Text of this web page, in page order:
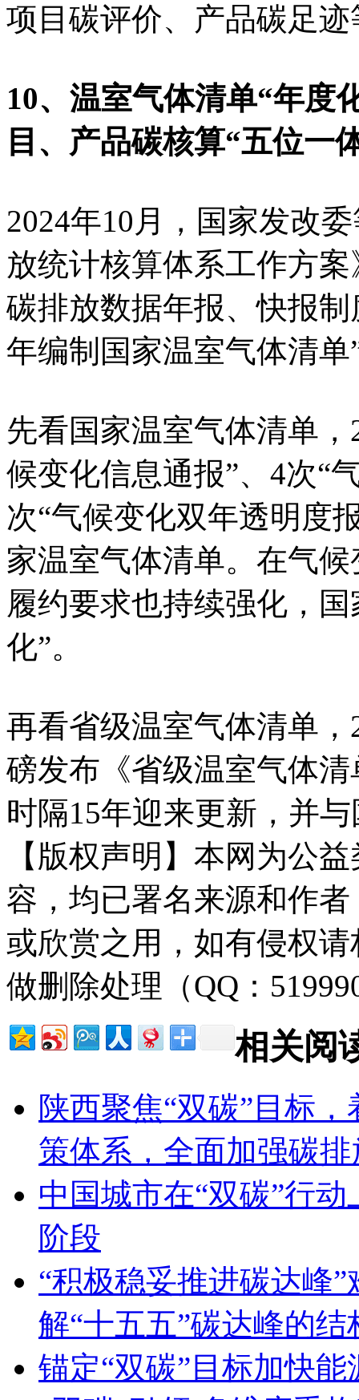
项目碳评价、产品碳足
10、温室气体清单“年度
目、产品碳核算“五位一
2024年10月，国家发改
放统计核算体系工作方
碳排放数据年报、快报制
年编制国家温室气体清单
先看国家温室气体清单
候变化信息通报”、4次“
次“气候变化双年透明度
家温室气体清单。在气
履约要求也持续强化，
化”。
再看省级温室气体清单
磅发布《省级温室气体
时隔15年迎来更新，并
【版权声明】本网为公
容，均已署名来源和作
或欣赏之用，如有侵权
做删除处理（QQ：
相关阅
陕西聚焦“双碳”目标
策体系，全面加强碳
中国城市在“双碳”行
阶段
“积极稳妥推进碳达
解“十五五”碳达峰的
锚定“双碳”目标加快